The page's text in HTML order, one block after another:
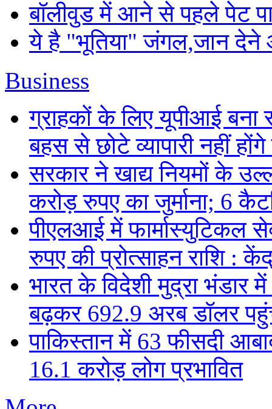
बॉलीवुड में आने से पहले पेट
ये है "भूतिया" जंगल,जान देने
Business
ग्राहकों के लिए यूपीआई
बहस से छोटे व्यापारी नहीं
सरकार ने खाद्य नियमों के
करोड़ रुपए का जुर्माना; 6
पीएलआई में फार्मास्युटिकल
रुपए की प्रोत्साहन राशि :
भारत के विदेशी मुद्रा भंडार
बढ़कर 692.9 अरब डॉलर
पाकिस्तान में 63 फीसदी
16.1 करोड़ लोग प्रभावित